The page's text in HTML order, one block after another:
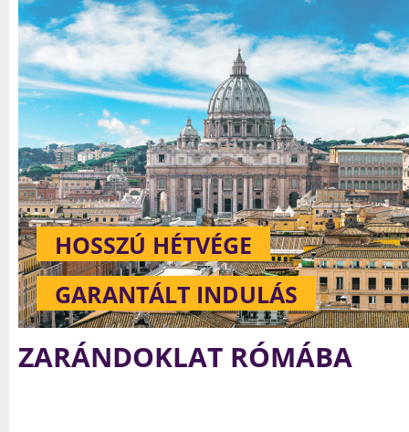
HOSSZÚ HÉTVÉGE
GARANTÁLT INDULÁS
FATIMAI ZARÁNDOKLAT